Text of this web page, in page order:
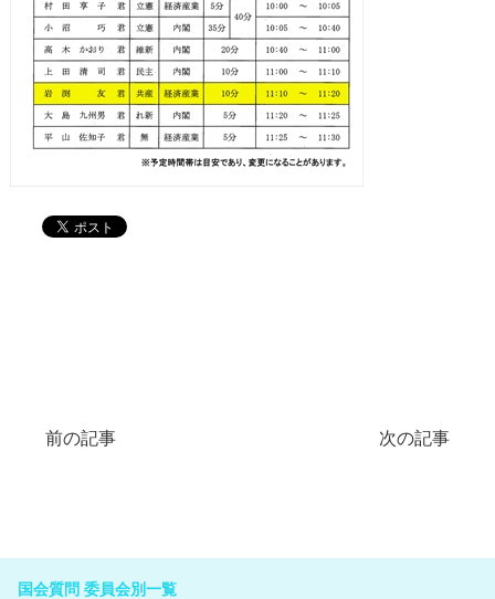
前の記事 次の記事
国会質問 委員会別一覧